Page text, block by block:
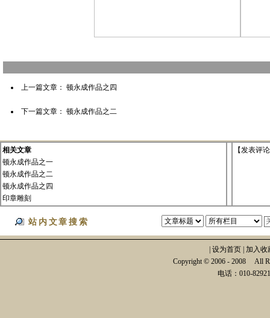
上一篇文章： 顿永成作品之四
下一篇文章： 顿永成作品之二
相关文章
顿永成作品之一
顿永成作品之二
顿永成作品之四
印章雕刻
【发表评论
站内文章搜索
设为首页 加入收
Copyright © 2006 - 2008 All
电话：010-